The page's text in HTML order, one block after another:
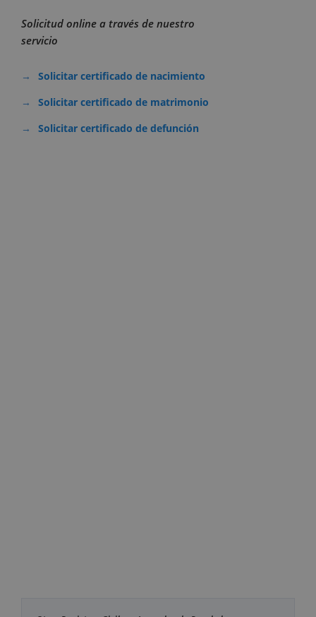
Solicitud online a través de nuestro
servicio
Solicitar certificado de nacimiento
Solicitar certificado de matrimonio
Solicitar certificado de defunción